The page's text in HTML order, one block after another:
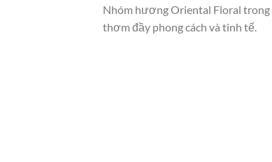
Nhóm hương Oriental Floral
thơm đầy phong cách và tinh tế.